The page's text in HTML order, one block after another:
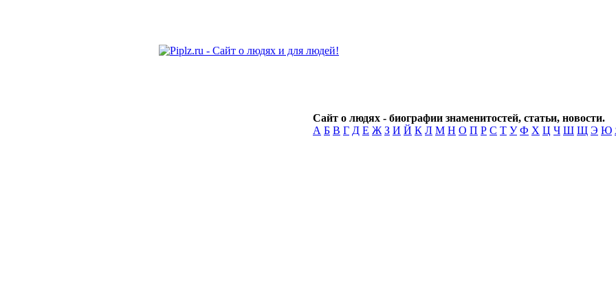
Сайт о людях - биографии знаменитостей, статьи, новости.
А Б В Г Д Е Ж З И Й К Л М Н О П Р С Т У Ф Х Ц Ч Ш Щ Э Ю